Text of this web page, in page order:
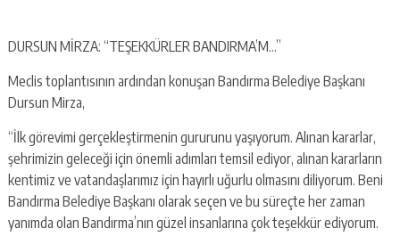
DURSUN MİRZA: “TEŞEKKÜRLER BANDIRMA’M…”
Meclis toplantısının ardından konuşan Bandırma Belediye Başkanı
Dursun Mirza,
“İlk görevimi gerçekleştirmenin gururunu yaşıyorum. Alınan kararlar,
şehrimizin geleceği için önemli adımları temsil ediyor, alınan kararların
kentimiz ve vatandaşlarımız için hayırlı uğurlu olmasını diliyorum. Beni
Bandırma Belediye Başkanı olarak seçen ve bu süreçte her zaman
yanımda olan Bandırma’nın güzel insanlarına çok teşekkür ediyorum.